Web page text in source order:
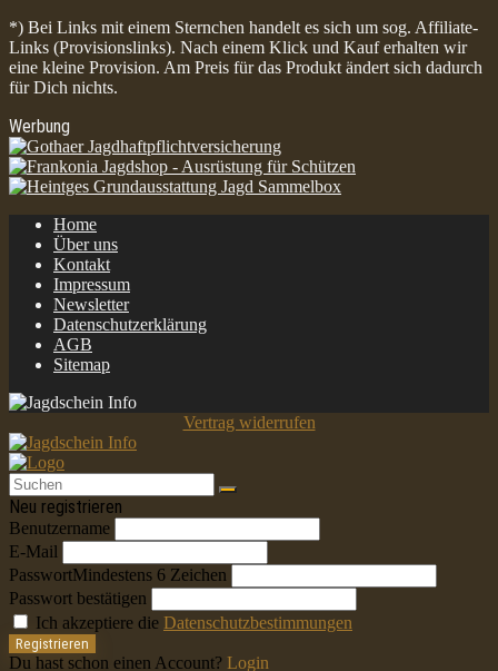
*) Bei Links mit einem Sternchen handelt es sich um sog. Affiliate-
Links (Provisionslinks). Nach einem Klick und Kauf erhalten wir
eine kleine Provision. Am Preis für das Produkt ändert sich dadurch
für Dich nichts.
Werbung
Home
Über uns
Kontakt
Impressum
Newsletter
Datenschutzerklärung
AGB
Sitemap
Vertrag widerrufen
Neu registrieren
Benutzername
E-Mail
PasswortMindestens 6 Zeichen
Passwort bestätigen
Ich akzeptiere die Datenschutzbestimmungen
Registrieren
Du hast schon einen Account? Login